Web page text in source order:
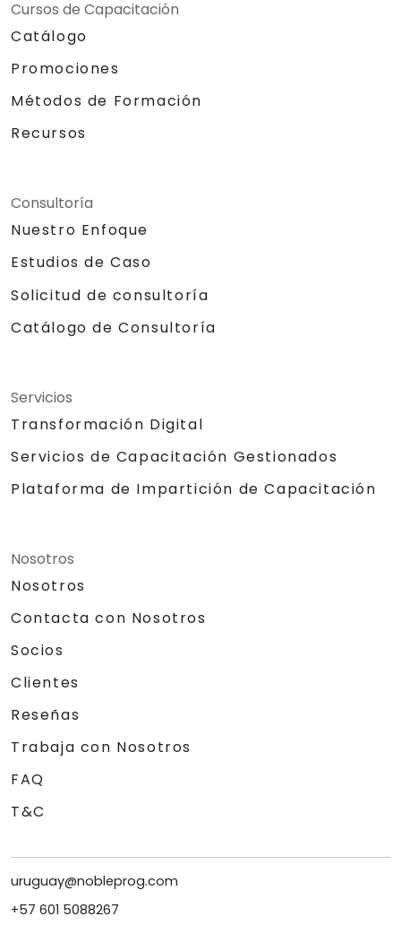
Cursos de Capacitación
Catálogo
Promociones
Métodos de Formación
Recursos
Consultoría
Nuestro Enfoque
Estudios de Caso
Solicitud de consultoría
Catálogo de Consultoría
Servicios
Transformación Digital
Servicios de Capacitación Gestionados
Plataforma de Impartición de Capacitación
Nosotros
Nosotros
Contacta con Nosotros
Socios
Clientes
Reseñas
Trabaja con Nosotros
FAQ
T&C
uruguay@nobleprog.com
+57 601 5088267